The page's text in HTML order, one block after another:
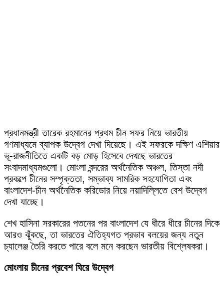
প্রধানমন্ত্রী তারেক রহমানের প্রথম চীন সফর নিয়ে ভারতীয়
গণমাধ্যমে ব্যাপক উদ্বেগ দেখা দিয়েছে। এই সফরকে দক্ষিণ এশিয়ার
ভূ-রাজনীতিতে একটি বড় মোড় হিসেবে দেখছে ভারতের
সংবাদমাধ্যমগুলো। মোংলা বন্দরের অর্থনৈতিক অঞ্চল, তিস্তা নদী
প্রকল্পে চীনের সম্পৃক্ততা, সম্ভাব্য সামরিক সহযোগিতা এবং
বাংলাদেশ-চীন অর্থনৈতিক করিডোর নিয়ে নয়াদিল্লিতে বেশ উদ্বেগ
দেখা যাচ্ছে।
শেখ হাসিনা সরকারের পতনের পর বাংলাদেশ যে ধীরে ধীরে চীনের দিকে
আরও ঝুঁকছে, তা ভারতের ঐতিহ্যগত প্রভাব বলয়ের জন্য নতুন
চ্যালেঞ্জ তৈরি করতে পারে বলে মনে করছেন ভারতীয় বিশ্লেষকরা।
মোংলায় চীনের প্রবেশ ঘিরে উদ্বেগ